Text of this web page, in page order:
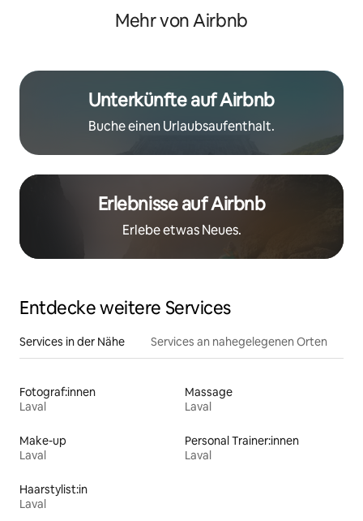
Mehr von Airbnb
Unterkünfte auf Airbnb
Buche einen Urlaubsaufenthalt.
Erlebnisse auf Airbnb
Erlebe etwas Neues.
Entdecke weitere Services
Services in der Nähe Services an nahegelegenen Orten
Fotograf:innen
Laval
Massage
Laval
Make-up
Laval
Personal Trainer:innen
Laval
Haarstylist:in
Laval